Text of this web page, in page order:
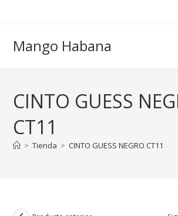
Mango Habana
CINTO GUESS
CT11
> Tienda > CINTO GUESS NEGRO CT11